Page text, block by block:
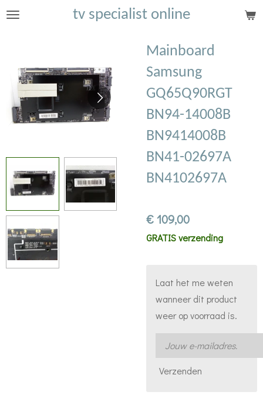
Ga
hoofdinhoud
tv specialist online
Mainboard
Samsung
GQ65Q90RGT
BN94-14008B
BN9414008B
BN41-02697A
BN4102697A
€ 109,00
GRATIS verzending
Laat het me weten
wanneer dit product
weer op voorraad is.
Verzenden